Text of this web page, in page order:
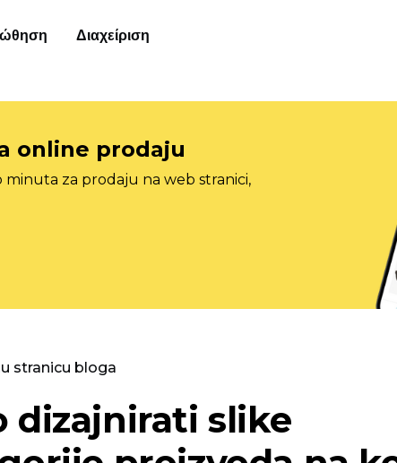
Διαχείριση
online prodaju
za prodaju na web stranici,
stranicu bloga
dizajnirati slike